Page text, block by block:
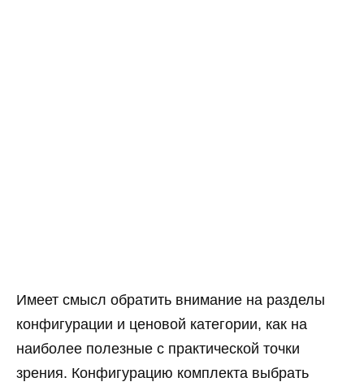
Имеет смысл обратить внимание на разделы
конфигурации и ценовой категории, как на
наиболее полезные с практической точки
зрения. Конфигурацию комплекта выбрать